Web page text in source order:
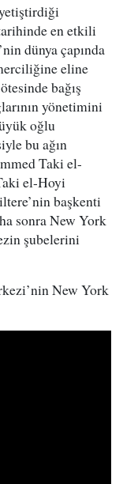
en etkili
dünya çapında
eline
bağış
yönetimini
oğlu
bu ağın
Taki el-
el-Hoyi
başkenti
sonra New York
şubelerini
New York